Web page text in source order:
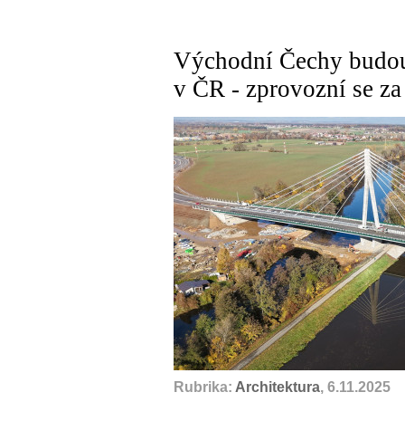
Východní Čechy
v ČR - zprovozní se
Rubrika: Architektura, 6.11.2025